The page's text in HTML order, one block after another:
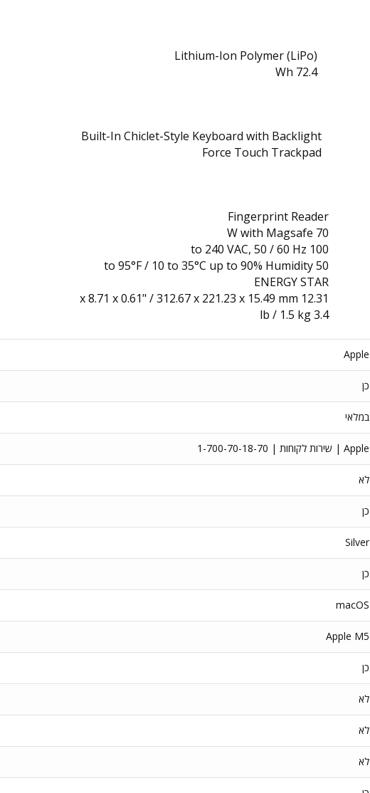
Lithium-Ion Polymer (LiPo)
72.4 Wh
Built-In Chiclet-Style Keyboard with Backlight
Force Touch Trackpad
Fingerprint Reader
70 W with Magsafe
100 to 240 VAC, 50 / 60 Hz
50 to 95°F / 10 to 35°C up to 90% Humidity
ENERGY STAR
12.31 x 8.71 x 0.61" / 312.67 x 221.23 x 15.49 mm
3.4 lb / 1.5 kg
Apple
כן
במלאי
Apple | שירות לקוחות | 1-700-70-18-70
לא
כן
Silver
כן
macOS
Apple M5
כן
לא
לא
לא